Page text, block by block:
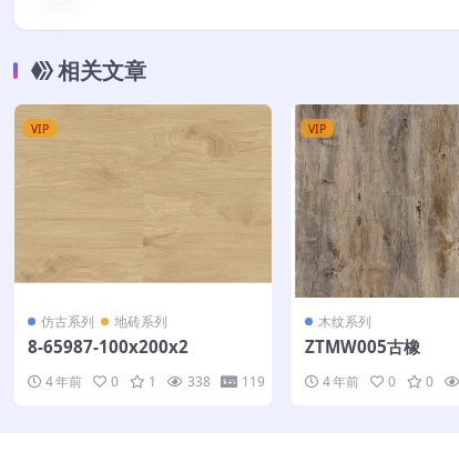
相关文章
VIP
仿古系列 地砖系列
8-65987-100x200x2
4 年前 0 1 338 119
VIP
木纹系列
ZTMW005古橡
4 年前 0 0